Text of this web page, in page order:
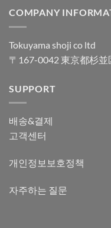
COMPANY
Tokuyama shoji co ltd
〒167-0042 東京都杉
SUPPORT
배송&결제
고객센터
개인정보보호정책
자주하는 질문